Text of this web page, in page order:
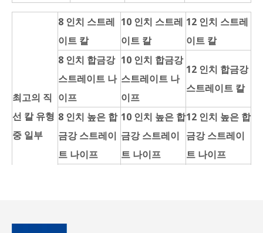
최고의 직
선 칼 유형
중 일부
8 인치 스트레
이트 칼
10 인치 스트레
이트 칼
12 인치 스트레
이트 칼
8 인치 합금강
스트레이트 나
이프
10 인치 합금강
스트레이트 나
이프
12 인치 합금강
스트레이트 칼
8 인치 높은 합
금강 스트레이
트 나이프
10 인치 높은 합
금강 스트레이
트 나이프
12 인치 높은 합
금강 스트레이
트 나이프